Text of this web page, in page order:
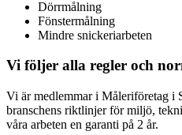
Dörrmålning
Fönstermålning
Mindre snickeriarbeten
Vi följer alla regler och
Vi är medlemmar i Måleriföretag i
branschens riktlinjer för miljö,
våra arbeten en garanti på 2 år.